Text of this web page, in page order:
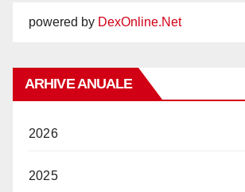
powered by DexOnline.Net
ARHIVE ANUALE
2026
2025